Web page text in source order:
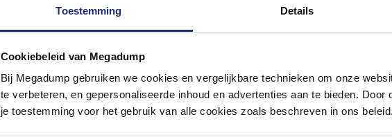
Toestemming Details
Cookiebeleid van Megadump
Bij Megadump gebruiken we cookies en vergelijkbare technieken om onze
te verbeteren, en gepersonaliseerde inhoud en advertenties aan te bieden.
je toestemming voor het gebruik van alle cookies zoals beschreven in ons beleid.